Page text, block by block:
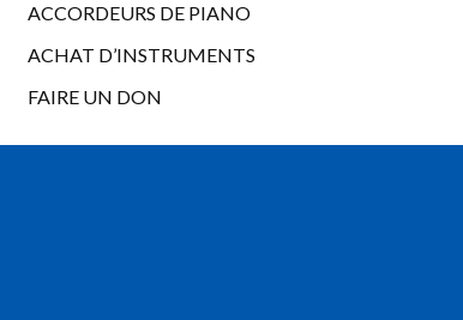
ACCORDEURS DE PIANO
ACHAT D’INSTRUMENTS
FAIRE UN DON